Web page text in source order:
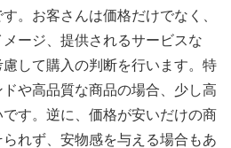
。お客さんは価格だけでなく、
ージ、提供されるサービスな
して購入の判断を行います。特
や高品質な商品の場合、少し高
す。逆に、価格が安いだけの商
れず、安物感を与える場合もあ